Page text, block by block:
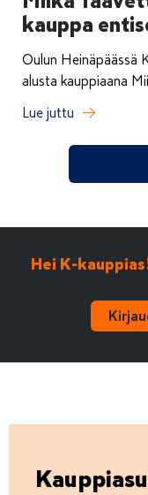
kauppa
Oulun Heinäpäässä
alusta kauppiaana
Lue juttu
Hei K-